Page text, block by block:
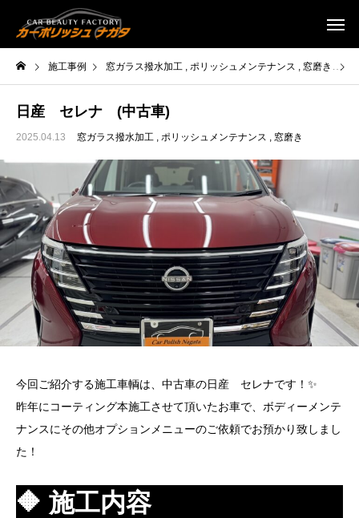
施工事例 窓ガラス撥水加工 ポリッシュメンテナンス 窓磨き
日産 セレナ (中古車)
2025.04.13 窓ガラス撥水加工 ポリッシュメンテナンス 窓磨き
今回ご紹介する施工車輌は、中古車の日産 セレナです！✨
昨年にコーティング本施工させて頂いたお車で、ボディーメンテ
ナンスにその他オプションメニューのご依頼でお預かり致しまし
た！
🔶 施工内容